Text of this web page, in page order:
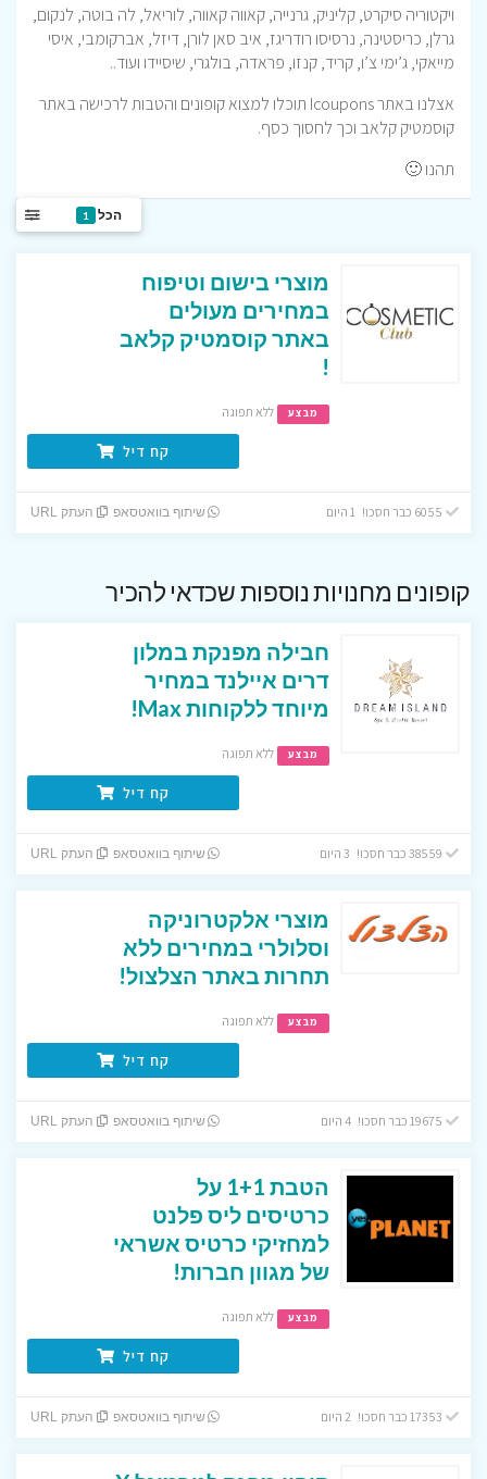
ויקטוריה סיקרט, קליניק, גרנייה, קאווה קאווה, לוריאל, לה בוטה, לנקום,
גרלן, כריסטינה, נרסיסו רודריגז, איב סאן לורן, דיזל, אברקומבי, איסי
מייאקי, ג’ימי צ’ו, קריד, קנזו, פראדה, בולגרי, שיסיידו ועוד..
אצלנו באתר Icoupons תוכלו למצוא קופונים והטבות לרכישה באתר
קוסמטיק קלאב וכך לחסוך כסף.
תהנו 🙂
הכל 1
מוצרי בישום וטיפוח
במחירים מעולים
באתר קוסמטיק קלאב
!
מבצע ללא תפוגה
קח דיל
שיתוף בוואטסאפ העתק URL
קופונים מחנויות נוספות שכדאי להכיר
חבילה מפנקת במלון
דרים איילנד במחיר
מיוחד ללקוחות Max!
מבצע ללא תפוגה
קח דיל
שיתוף בוואטסאפ העתק URL
מוצרי אלקטרוניקה
וסלולרי במחירים ללא
תחרות באתר הצלצול!
מבצע ללא תפוגה
קח דיל
שיתוף בוואטסאפ העתק URL
הטבת 1+1 על
כרטיסים ליס פלנט
למחזיקי כרטיס אשראי
של מגוון חברות!
מבצע ללא תפוגה
קח דיל
שיתוף בוואטסאפ העתק URL